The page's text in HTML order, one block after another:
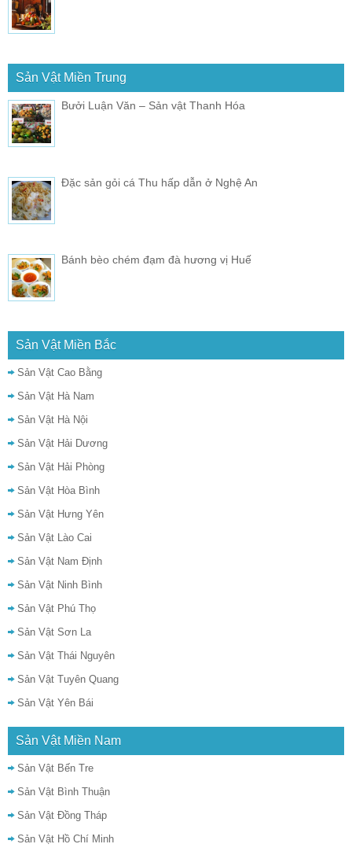
Sản Vật Miền Trung
Bưởi Luận Văn – Sản vật Thanh Hóa
Đặc sản gỏi cá Thu hấp dẫn ở Nghệ An
Bánh bèo chém đạm đà hương vị Huế
Sản Vật Miền Bắc
Sản Vật Cao Bằng
Sản Vật Hà Nam
Sản Vật Hà Nội
Sản Vật Hải Dương
Sản Vật Hải Phòng
Sản Vật Hòa Bình
Sản Vật Hưng Yên
Sản Vật Lào Cai
Sản Vật Nam Định
Sản Vật Ninh Bình
Sản Vật Phú Thọ
Sản Vật Sơn La
Sản Vật Thái Nguyên
Sản Vật Tuyên Quang
Sản Vật Yên Bái
Sản Vật Miền Nam
Sản Vật Bến Tre
Sản Vật Bình Thuận
Sản Vật Đồng Tháp
Sản Vật Hồ Chí Minh